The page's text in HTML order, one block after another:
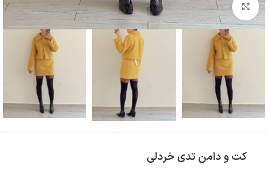
بزرگنمایی تصویر
کت و دامن تدی خردلی